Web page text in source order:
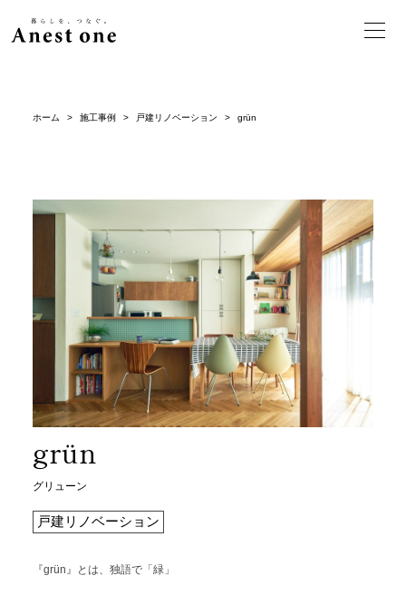
ホーム > 施工事例 > 戸建リノベーション > grün
grün
グリューン
戸建リノベーション
『grün』とは、独語で「緑」